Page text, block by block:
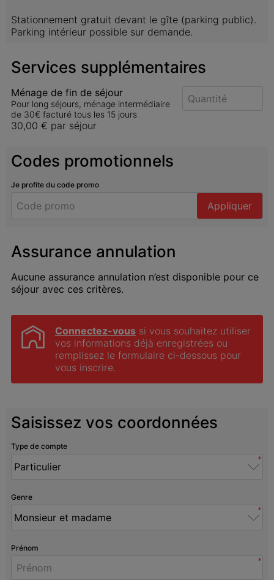
Stationnement gratuit devant le gîte (parking public).
Parking intérieur possible sur demande.
Services supplémentaires
Ménage de fin de séjour
Pour long séjours, ménage intermédiaire
de 30€ facturé tous les 15 jours
30,00 € par séjour
Codes promotionnels
Je profite du code promo
Appliquer
Assurance annulation
Aucune assurance annulation n’est disponible pour ce
séjour avec ces critères.
Connectez-vous si vous souhaitez utiliser
vos informations déjà enregistrées ou
remplissez le formulaire ci-dessous pour
vous inscrire.
Saisissez vos coordonnées
Type de compte
*
Genre
*
Prénom
*